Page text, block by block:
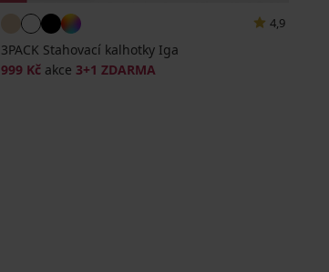
4,9
3PACK Stahovací kalhotky Iga
999 Kč akce 3+1 ZDARMA